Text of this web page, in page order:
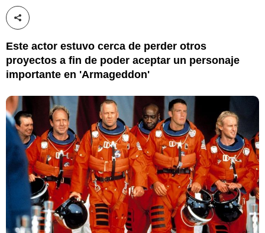
Compartir esta noticia
Este actor estuvo cerca de perder otros
proyectos a fin de poder aceptar un personaje
importante en 'Armageddon'